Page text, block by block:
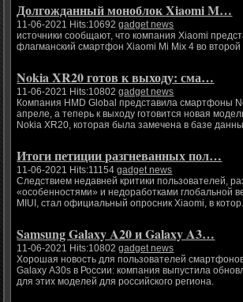
Долгожданный моноблок Xiaomi M…
11-06-2021 Hits:10692gadget news
источники сообщают, что компания Xiaomi
флагманский смартфон Xiaomi Mi Mix 4 во второй
Nokia XR20 готов к выходу: сма…
11-06-2021 Hits:10802gadget news
Компания HMD Global представила смартфоны
апреле, а теперь к выходу готовится новая
Nokia XR20, которая была замечена в базе
Итоги петиции разгневанных пол…
11-06-2021 Hits:11154gadget news
Следствием недавней критики пользователей,
«особенностями» и недоработками глобальной
MIUI, стал официальный опросник Xiaomi, в
Samsung Galaxy A20 и Galaxy A3…
11-06-2021 Hits:10802gadget news
Хорошая новость для пользователей
Galaxy A30s в России: компания выпустила
для этих моделей для российского региона.